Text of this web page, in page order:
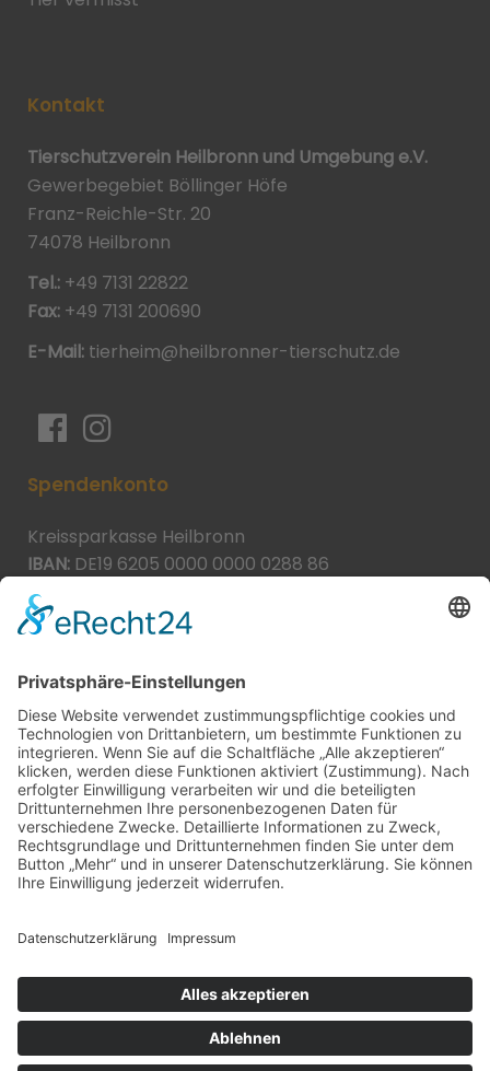
Kontakt
Tierschutzverein Heilbronn und Umgebung e.V.
Gewerbegebiet Böllinger Höfe
Franz-Reichle-Str. 20
74078 Heilbronn
Tel.: +49 7131 22822
Fax: +49 7131 200690
E-Mail: tierheim@heilbronner-tierschutz.de
Spendenkonto
Kreissparkasse Heilbronn
IBAN: DE19 6205 0000 0000 0288 86
BIC:
Spende direkt via PayPal
JETZT SPENDEN
paypal@heilbronner-tierschutz.de
© 2021Systemhaus JOAM
Datenschutzerklärung